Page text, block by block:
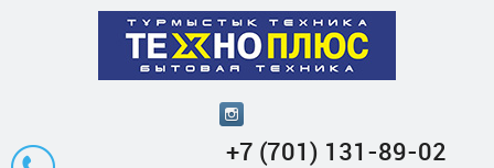
+7 (701) 131-89-02